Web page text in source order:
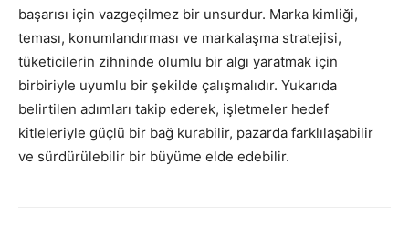
başarısı için vazgeçilmez bir unsurdur. Marka kimliği,
teması, konumlandırması ve markalaşma stratejisi,
tüketicilerin zihninde olumlu bir algı yaratmak için
birbiriyle uyumlu bir şekilde çalışmalıdır. Yukarıda
belirtilen adımları takip ederek, işletmeler hedef
kitleleriyle güçlü bir bağ kurabilir, pazarda farklılaşabilir
ve sürdürülebilir bir büyüme elde edebilir.